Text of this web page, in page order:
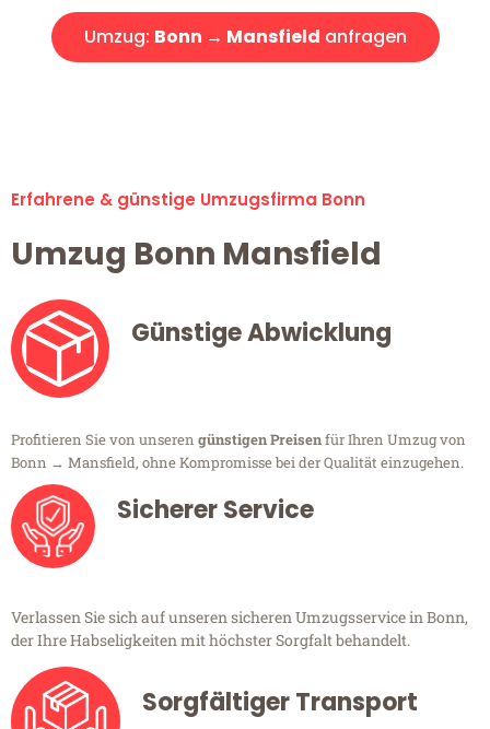
Umzug: Bonn → Mansfield anfragen
Erfahrene & günstige Umzugsfirma Bonn
Umzug Bonn Mansfield
Günstige Abwicklung
Profitieren Sie von unseren günstigen Preisenfür Ihren Umzug von
Bonn → Mansfield, ohne Kompromisse bei der Qualität einzugehen.
Sicherer Service
Verlassen Sie sich auf unseren sicheren Umzugsservice in Bonn,
der Ihre Habseligkeiten mit höchster Sorgfalt behandelt.
Sorgfältiger Transport